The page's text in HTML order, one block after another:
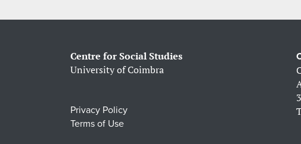
Centre for Social Studies
University of Coimbra
Privacy Policy
Terms of Use